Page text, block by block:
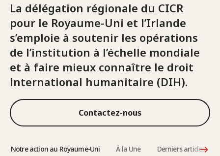
La délégation régionale du CICR
pour le Royaume-Uni et l’Irlande
s’emploie à soutenir les opérations
de l’institution à l’échelle mondiale
et à faire mieux connaître le droit
international humanitaire (DIH).
Contactez-nous
Notre action au Royaume-Uni À la Une Derniers articles